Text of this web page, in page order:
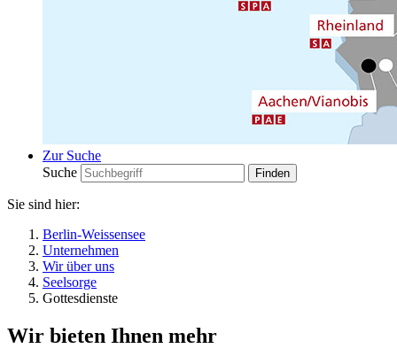
Zur Suche
Suche
Sie sind hier:
Berlin-Weissensee
Unternehmen
Wir über uns
Seelsorge
Gottesdienste
Wir bieten Ihnen mehr